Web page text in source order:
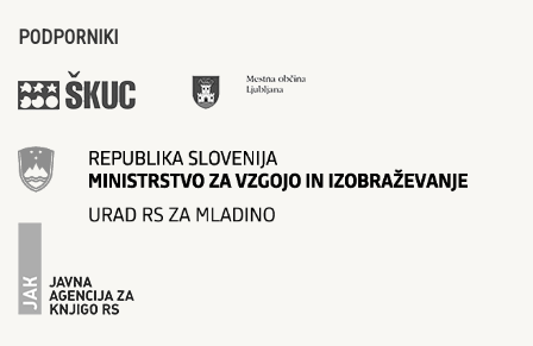
PODPORNIKI